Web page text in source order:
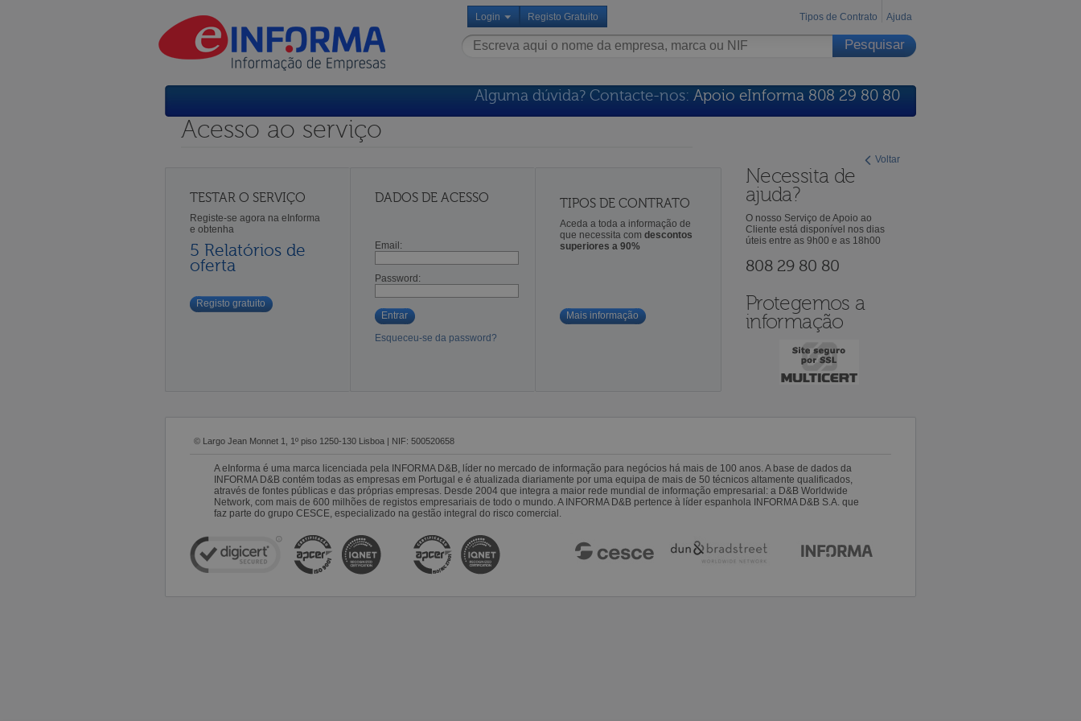
Login Registo Gratuito Tipos de Contrato Ajuda
Alguma dúvida? Contacte-nos: Apoio eInforma 808 29 80 80
Voltar
Acesso ao serviço
TESTAR O SERVIÇO
Registe-se agora na eInforma
e obtenha
5 Relatórios de
oferta
Registo gratuito
DADOS DE ACESSO
Email:
Password:
Entrar
Esqueceu-se da password?
TIPOS DE CONTRATO
Aceda a toda a informação de
que necessita comdescontos
superiores a 90%
Mais informação
Necessita de
ajuda?
O nosso Serviço de Apoio ao
Cliente está disponível nos dias
úteis entre as 9h00 e as 18h00
808 29 80 80
Protegemos a
informação
© Largo Jean Monnet 1, 1º piso 1250-130 Lisboa | NIF: 500520658
A eInforma é uma marca licenciada pela INFORMA D&B, líder no mercado de informação para negócios há mais de 100 anos. A base de dados da
INFORMA D&B contém todas as empresas em Portugal e é atualizada diariamente por uma equipa de mais de 50 técnicos altamente qualificados,
através de fontes públicas e das próprias empresas. Desde 2004 que integra a maior rede mundial de informação empresarial: a D&B Worldwide
Network, com mais de 600 milhões de registos empresariais de todo o mundo. A INFORMA D&B pertence à líder espanhola INFORMA D&B S.A. que
faz parte do grupo CESCE, especializado na gestão integral do risco comercial.